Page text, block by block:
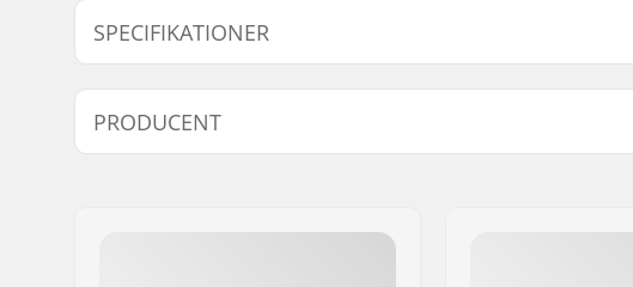
SPECIFIKATIONER
Length: 55.9cm (22")
PRODUCENT